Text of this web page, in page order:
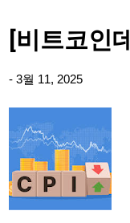
[비트코인
- 3월 11, 2025